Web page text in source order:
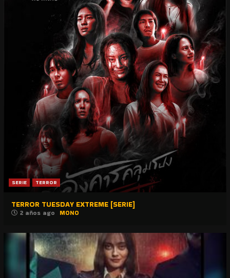
SERIE TERROR
TERROR TUESDAY EXTREME [SERIE]
2 años ago MONO